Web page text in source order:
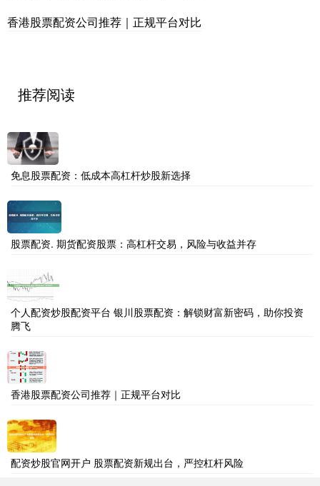
香港股票配资公司推荐｜正规平台对比
推荐阅读
免息股票配资：低成本高杠杆炒股新选择
股票配资. 期货配资股票：高杠杆交易，风险与收益并存
个人配资炒股配资平台 银川股票配资：解锁财富新密码，助你投资
腾飞
香港股票配资公司推荐｜正规平台对比
配资炒股官网开户 股票配资新规出台，严控杠杆风险